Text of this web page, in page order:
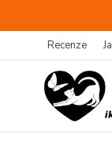
Recenze